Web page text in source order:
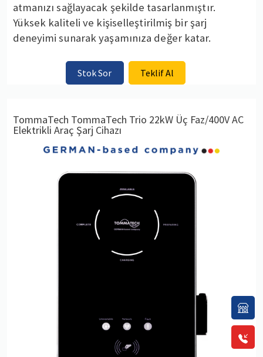
atmanızı sağlayacak şekilde tasarlanmıştır.
Yüksek kaliteli ve kişiselleştirilmiş bir şarj
deneyimi sunarak yaşamınıza değer katar.
Stok Sor Teklif Al
TommaTech TommaTech Trio 22kW Üç Faz/400V AC
Elektrikli Araç Şarj Cihazı